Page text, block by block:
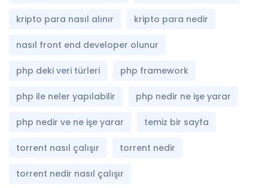
kripto para nasıl alınır kripto para nedir
nasıl front end developer olunur
php deki veri türleri php framework
php ile neler yapılabilir php nedir ne işe yarar
php nedir ve ne işe yarar temiz bir sayfa
torrent nasıl çalışır torrent nedir
torrent nedir nasıl çalışır